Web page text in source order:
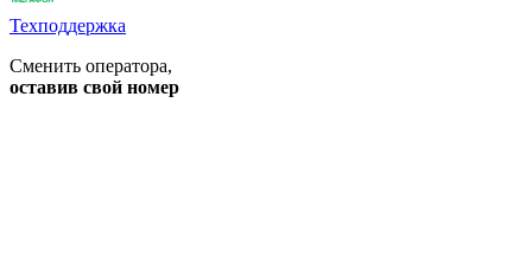
Техподдержка
Сменить оператора,
оставив свой номер